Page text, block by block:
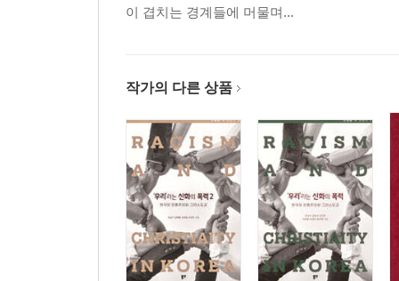
이 겹치는 경계들에 머물며...
작가의 다른 상품